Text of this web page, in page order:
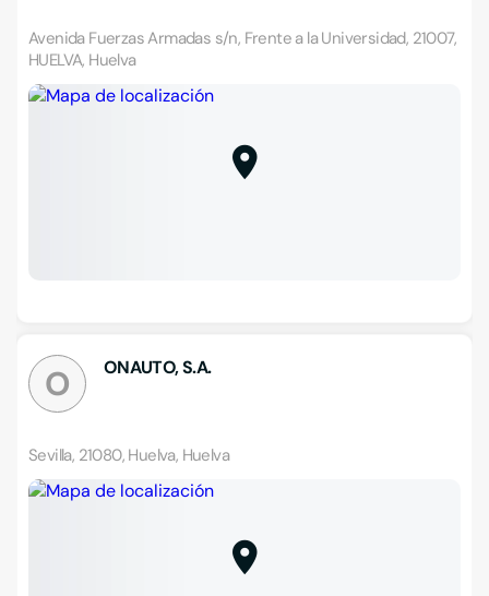
Avenida Fuerzas Armadas s/n, Frente a la Universidad, 21007,
HUELVA, Huelva
O ONAUTO, S.A.
Sevilla, 21080, Huelva, Huelva